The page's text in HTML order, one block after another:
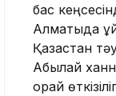
бас
Алматыда
Қазақстан
Абылай
орай